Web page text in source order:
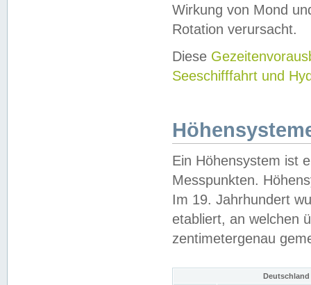
Wirkung von Mond
Rotation verursacht.
Diese
Seeschifffahrt und
Ein Höhensystem ist
Messpunkten.
Im 19. Jahrhundert
etabliert, an welchen
zentimetergenau